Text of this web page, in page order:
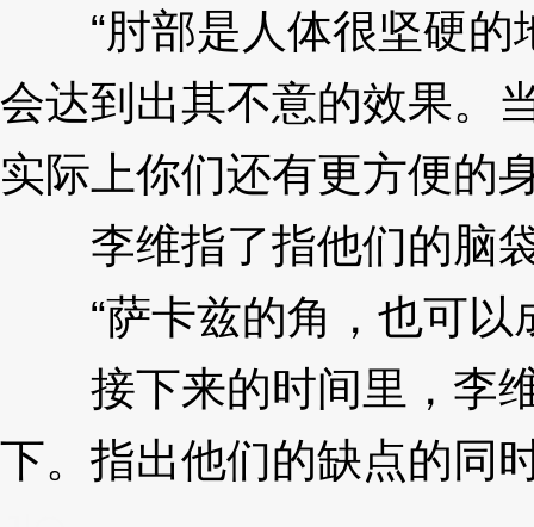
“肘部是人体很坚硬的
会达到出其不意的效果。
实际上你们还有更方便的
李维指了指他们的脑
“萨卡兹的角，也可以
接下来的时间里，李维
下。指出他们的缺点的同